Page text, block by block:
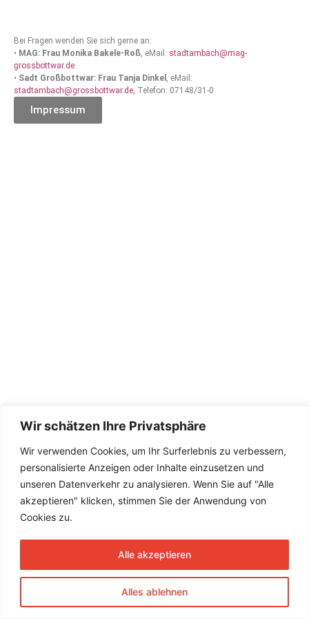
Wir schätzen Ihre Privatsphäre
Wir verwenden Cookies, um Ihr Surferlebnis zu verbessern,
personalisierte Anzeigen oder Inhalte einzusetzen und
unseren Datenverkehr zu analysieren. Wenn Sie auf "Alle
akzeptieren" klicken, stimmen Sie der Anwendung von
Cookies zu.
Alles ablehnen
Alle akzeptieren
Bei Fragen wenden Sie sich gerne an:
• MAG: Frau Monika Bakele-Roß, eMail: stadtambach@mag-
grossbottwar.de
• Sadt Großbottwar: Frau Tanja Dinkel , eMail:
stadtambach@grossbottwar.de, Telefon: 07148/31-0
Impressum